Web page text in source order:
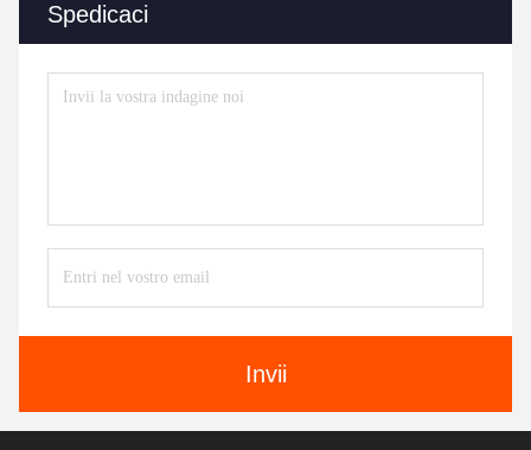
Spedicaci
Invii